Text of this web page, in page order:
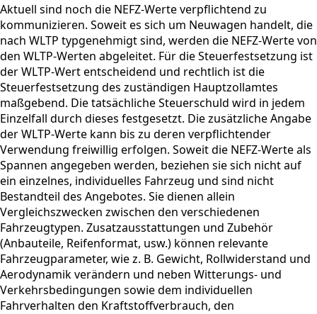
Aktuell sind noch die NEFZ-Werte verpflichtend zu
kommunizieren. Soweit es sich um Neuwagen handelt, die
nach WLTP typgenehmigt sind, werden die NEFZ-Werte von
den WLTP-Werten abgeleitet. Für die Steuerfestsetzung ist
der WLTP-Wert entscheidend und rechtlich ist die
Steuerfestsetzung des zuständigen Hauptzollamtes
maßgebend. Die tatsächliche Steuerschuld wird in jedem
Einzelfall durch dieses festgesetzt. Die zusätzliche Angabe
der WLTP-Werte kann bis zu deren verpflichtender
Verwendung freiwillig erfolgen. Soweit die NEFZ-Werte als
Spannen angegeben werden, beziehen sie sich nicht auf
ein einzelnes, individuelles Fahrzeug und sind nicht
Bestandteil des Angebotes. Sie dienen allein
Vergleichszwecken zwischen den verschiedenen
Fahrzeugtypen. Zusatzausstattungen und Zubehör
(Anbauteile, Reifenformat, usw.) können relevante
Fahrzeugparameter, wie z. B. Gewicht, Rollwiderstand und
Aerodynamik verändern und neben Witterungs- und
Verkehrsbedingungen sowie dem individuellen
Fahrverhalten den Kraftstoffverbrauch, den